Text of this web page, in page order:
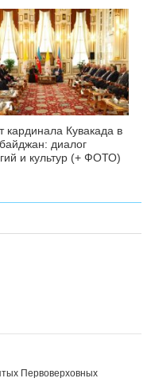
кардинала Кувакада в
диалог
и культур (+ ФОТО)
Первоверховных